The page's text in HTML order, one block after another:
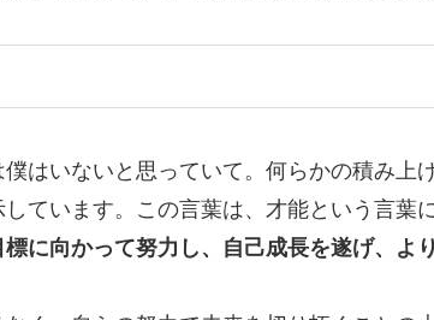
はいないと思っていて。何らかの積み上
ています。この言葉は、才能という言葉
に向かって努力し、自己成長を遂げ、よ